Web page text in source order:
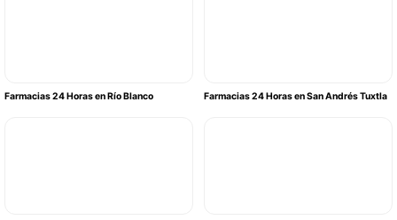
Farmacias 24 Horas en Río Blanco Farmacias 24 Horas en San Andrés Tuxtla